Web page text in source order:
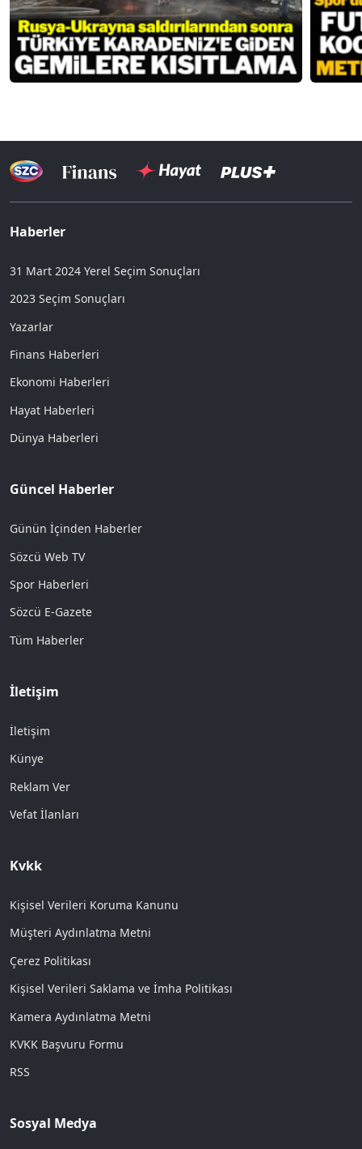
Haberler
31 Mart 2024 Yerel Seçim Sonuçları
2023 Seçim Sonuçları
Yazarlar
Finans Haberleri
Ekonomi Haberleri
Hayat Haberleri
Dünya Haberleri
Güncel Haberler
Günün İçinden Haberler
Sözcü Web TV
Spor Haberleri
Sözcü E-Gazete
Tüm Haberler
İletişim
İletişim
Künye
Reklam Ver
Vefat İlanları
Kvkk
Kişisel Verileri Koruma Kanunu
Müşteri Aydınlatma Metni
Çerez Politikası
Kişisel Verileri Saklama ve İmha Politikası
Kamera Aydınlatma Metni
KVKK Başvuru Formu
RSS
Sosyal Medya